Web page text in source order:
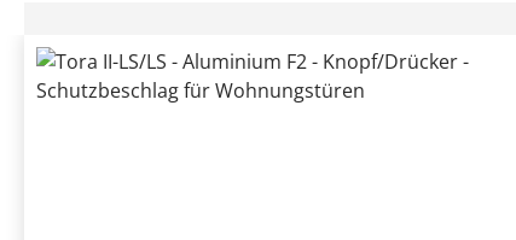
Bildergalerie überspringen